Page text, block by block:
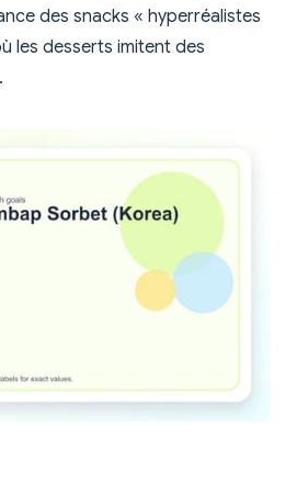
des snacks « hyperréalistes
les desserts imitent des